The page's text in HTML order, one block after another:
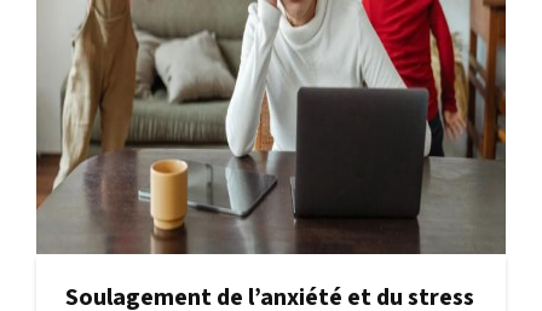
Soulagement de l’anxiété et du stress